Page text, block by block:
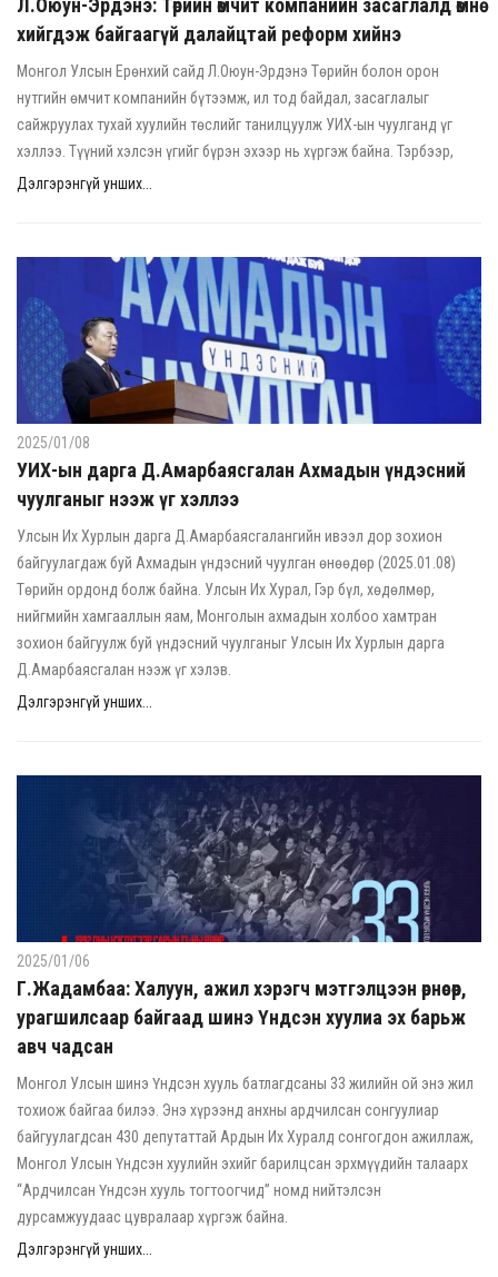
Л.Оюун-Эрдэнэ: Төрийн өмчит компанийн засаглалд өмнө
хийгдэж байгаагүй далайцтай реформ хийнэ
Монгол Улсын Ерөнхий сайд Л.Оюун-Эрдэнэ Төрийн болон орон
нутгийн өмчит компанийн бүтээмж, ил тод байдал, засаглалыг
сайжруулах тухай хуулийн төслийг танилцуулж УИХ-ын чуулганд үг
хэллээ. Түүний хэлсэн үгийг бүрэн эхээр нь хүргэж байна. Тэрбээр,
Дэлгэрэнгүй унших...
2025/01/08
УИХ-ын дарга Д.Амарбаясгалан Ахмадын үндэсний
чуулганыг нээж үг хэллээ
Улсын Их Хурлын дарга Д.Амарбаясгалангийн ивээл дор зохион
байгуулагдаж буй Ахмадын үндэсний чуулган өнөөдөр (2025.01.08)
Төрийн ордонд болж байна. Улсын Их Хурал, Гэр бүл, хөдөлмөр,
нийгмийн хамгааллын яам, Монголын ахмадын холбоо хамтран
зохион байгуулж буй үндэсний чуулганыг Улсын Их Хурлын дарга
Д.Амарбаясгалан нээж үг хэлэв.
Дэлгэрэнгүй унших...
2025/01/06
Г.Жадамбаа: Халуун, ажил хэрэгч мэтгэлцээн өрнөсөөр,
урагшилсаар байгаад шинэ Үндсэн хуулиа эх барьж
авч чадсан
Монгол Улсын шинэ Үндсэн хууль батлагдсаны 33 жилийн ой энэ жил
тохиож байгаа билээ. Энэ хүрээнд анхны ардчилсан сонгуулиар
байгуулагдсан 430 депутаттай Ардын Их Хуралд сонгогдон ажиллаж,
Монгол Улсын Үндсэн хуулийн эхийг барилцсан эрхмүүдийн талаарх
“Ардчилсан Үндсэн хууль тогтоогчид” номд нийтэлсэн
дурсамжуудаас цувралаар хүргэж байна.
Дэлгэрэнгүй унших...